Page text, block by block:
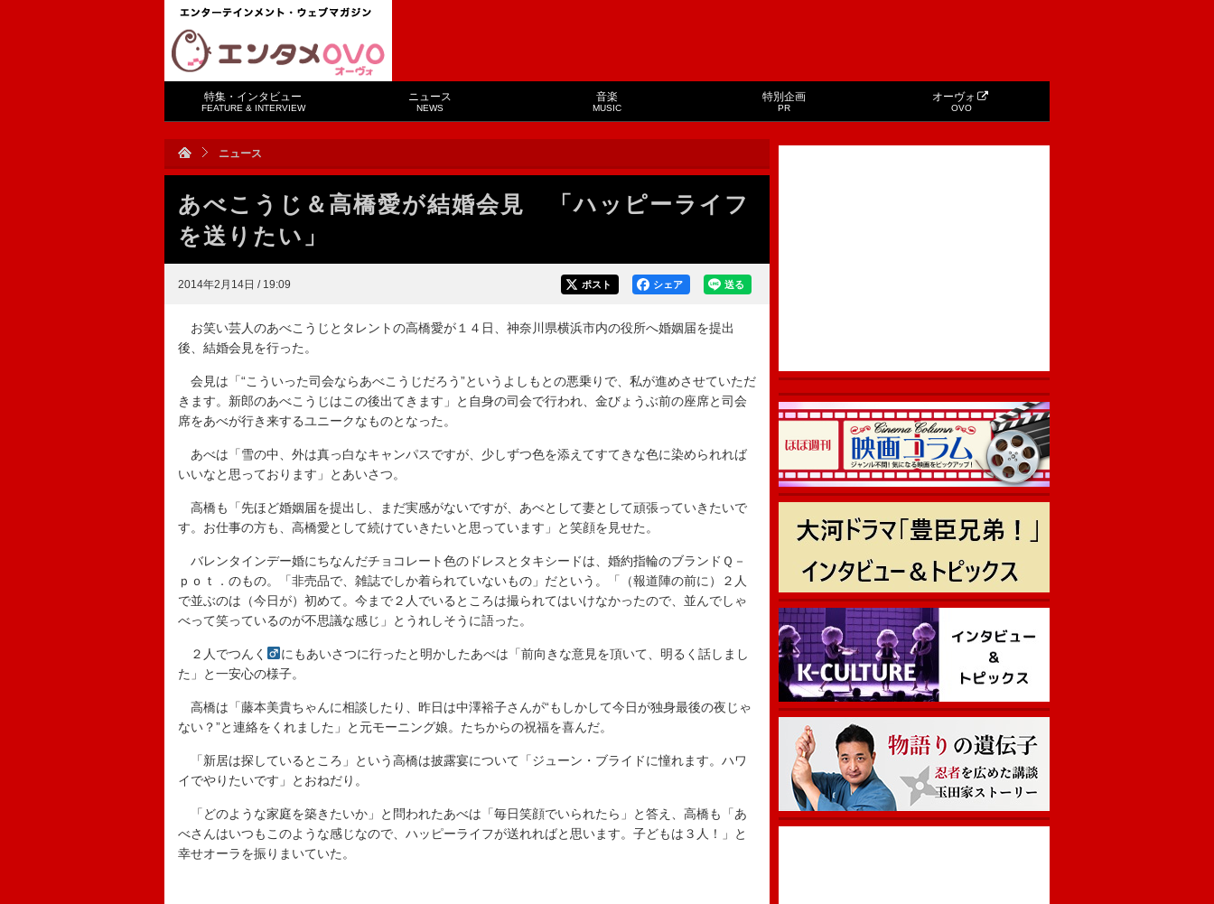
特集・インタビュー
FEATURE & INTERVIEW
ニュース
NEWS
音楽
MUSIC
特別企画
PR
オーヴォ
OVO
ニュース
あべこうじ＆高橋愛が結婚会見 「ハッピーライフ
を送りたい」
2014年2月14日 / 19:09 送る
シェア
ポスト
お笑い芸人のあべこうじとタレントの高橋愛が１４日、神奈川県横浜市内の役所へ婚姻届を提出
後、結婚会見を行った。
会見は「“こういった司会ならあべこうじだろう”というよしもとの悪乗りで、私が進めさせていただ
きます。新郎のあべこうじはこの後出てきます」と自身の司会で行われ、金びょうぶ前の座席と司会
席をあべが行き来するユニークなものとなった。
あべは「雪の中、外は真っ白なキャンパスですが、少しずつ色を添えてすてきな色に染められれば
いいなと思っております」とあいさつ。
高橋も「先ほど婚姻届を提出し、まだ実感がないですが、あべとして妻として頑張っていきたいで
す。お仕事の方も、高橋愛として続けていきたいと思っています」と笑顔を見せた。
バレンタインデー婚にちなんだチョコレート色のドレスとタキシードは、婚約指輪のブランドＱ－
ｐｏｔ．のもの。「非売品で、雑誌でしか着られていないもの」だという。「（報道陣の前に）２人
で並ぶのは（今日が）初めて。今まで２人でいるところは撮られてはいけなかったので、並んでしゃ
べって笑っているのが不思議な感じ」とうれしそうに語った。
２人でつんく
にもあいさつに行ったと明かしたあべは「前向きな意見を頂いて、明るく話しまし
た」と一安心の様子。
高橋は「藤本美貴ちゃんに相談したり、昨日は中澤裕子さんが“もしかして今日が独身最後の夜じゃ
ない？”と連絡をくれました」と元モーニング娘。たちからの祝福を喜んだ。
「新居は探しているところ」という高橋は披露宴について「ジューン・ブライドに憧れます。ハワ
イでやりたいです」とおねだり。
「どのような家庭を築きたいか」と問われたあべは「毎日笑顔でいられたら」と答え、高橋も「あ
べさんはいつもこのような感じなので、ハッピーライフが送れればと思います。子どもは３人！」と
幸せオーラを振りまいていた。